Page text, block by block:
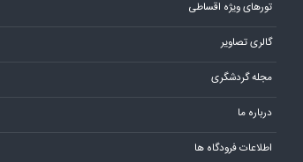
تورهای ویژه اقساطی
گالری تصاویر
مجله گردشگری
درباره ما
اطلاعات فرودگاه ها